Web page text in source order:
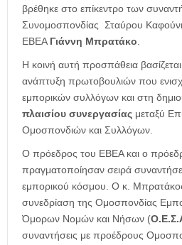
βρέθηκε στο επίκεντρο των
Συνομοσπονδίας Σταύρου
ΕΒΕΑ Γιάννη Μπρατάκο.
Η κοινή αυτή προσπάθεια
ανάπτυξη πρωτοβουλιών που
εμπορικών συλλόγων και στη
πλαισίου συνεργασίας μεταξύ
Ομοσπονδιών και Συλλόγων.
O πρόεδρος του ΕΒΕΑ και ο
πραγματοποίησαν σειρά
εμπορικού κόσμου. Ο κ.
συνεδρίαση της Ομοσπονδίας
Όμορων Νομών και Νήσων (
συναντήσεις με προέδρους